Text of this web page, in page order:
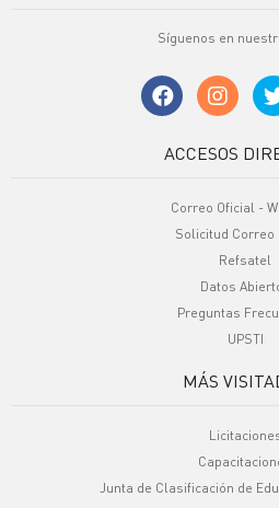
Síguenos en
ACCESOS
Correo Oficial -
Solicitud Correo
Refsatel
Datos
Preguntas
UPSTI
MÁS
Junta de Clasificación de